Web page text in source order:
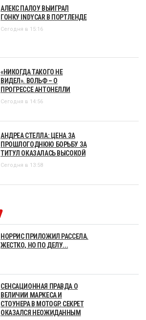
АЛЕКС ПАЛОУ ВЫИГРАЛ
ГОНКУ INDYCAR В ПОРТЛЕНДЕ
Сегодня в 15:16
«НИКОГДА ТАКОГО НЕ
ВИДЕЛ». ВОЛЬФ – О
ПРОГРЕССЕ АНТОНЕЛЛИ
Сегодня в 14:56
АНДРЕА СТЕЛЛА: ЦЕНА ЗА
ПРОШЛОГОДНЮЮ БОРЬБУ ЗА
ТИТУЛ ОКАЗАЛАСЬ ВЫСОКОЙ
Сегодня в 13:58
НОРРИС ПРИЛОЖИЛ РАССЕЛА.
ЖЕСТКО, НО ПО ДЕЛУ...
СЕНСАЦИОННАЯ ПРАВДА О
ВЕЛИЧИИ МАРКЕСА И
СТОУНЕРА В MOTOGP. СЕКРЕТ
ОКАЗАЛСЯ НЕОЖИДАННЫМ